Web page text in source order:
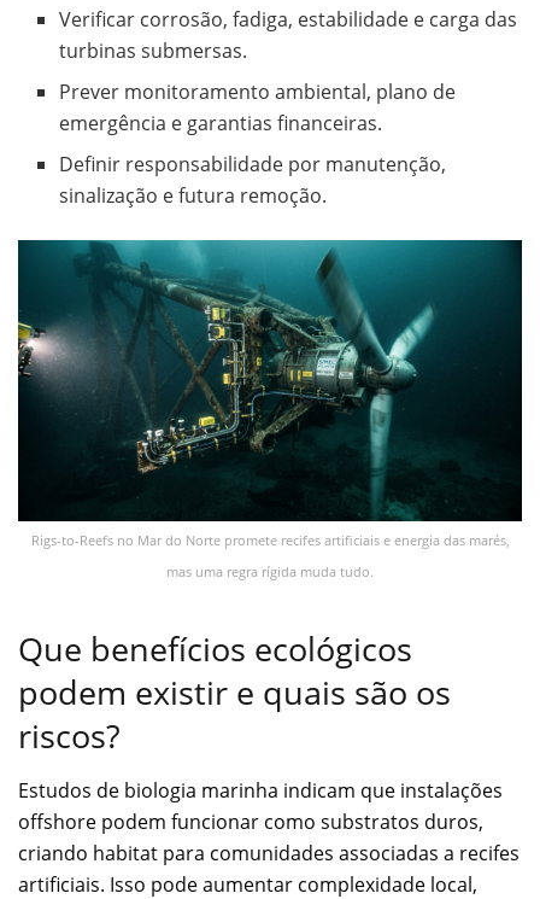
Verificar corrosão, fadiga, estabilidade e carga das
turbinas submersas.
Prever monitoramento ambiental, plano de
emergência e garantias financeiras.
Definir responsabilidade por manutenção,
sinalização e futura remoção.
Rigs-to-Reefs no Mar do Norte promete recifes artificiais e energia das marés,
mas uma regra rígida muda tudo.
Que benefícios ecológicos
podem existir e quais são os
riscos?
Estudos de biologia marinha indicam que instalações
offshore podem funcionar como substratos duros,
criando habitat para comunidades associadas a recifes
artificiais. Isso pode aumentar complexidade local,